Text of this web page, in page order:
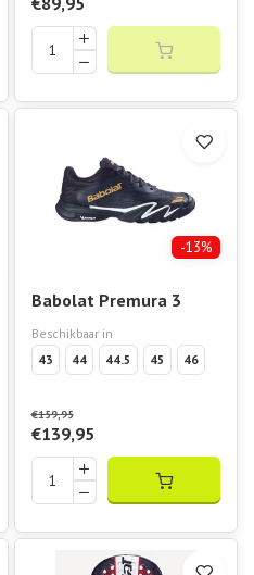
-13%
Babolat Premura 3
Beschikbaar in
43
44 44.5 45 46
€159,95
€139,95